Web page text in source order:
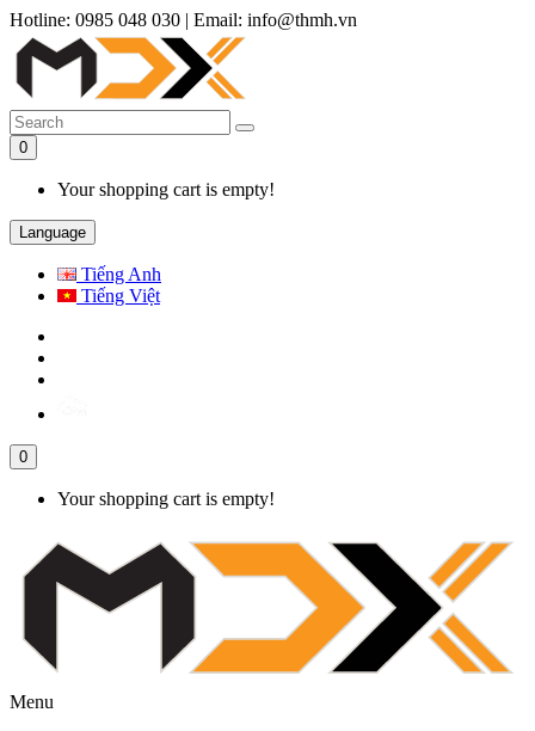
Hotline: 0985 048 030 | Email: info@thmh.vn
0
Your shopping cart is empty!
Language
Tiếng Anh
Tiếng Việt
0
Your shopping cart is empty!
Menu